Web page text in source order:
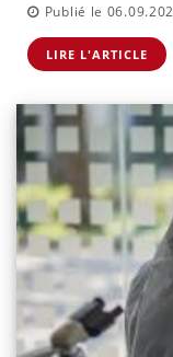
Publié le
LIRE L'ARTICLE